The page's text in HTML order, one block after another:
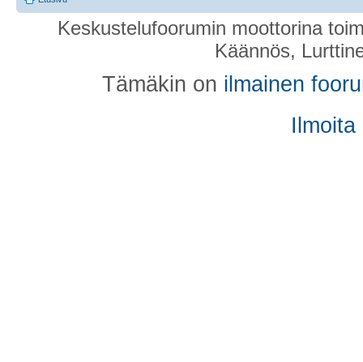
Keskustelufoorumin moottorina
Käännös,
Tämäkin on ilmainen